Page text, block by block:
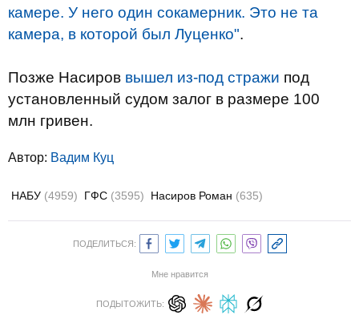
камере. У него один сокамерник. Это не та
камера, в которой был Луценко".
Позже Насиров вышел из-под стражи под
установленный судом залог в размере 100
млн гривен.
Автор: Вадим Куц
НАБУ (4959) ГФС (3595) Насиров Роман (635)
ПОДЕЛИТЬСЯ:
Мне нравится
ПОДЫТОЖИТЬ: